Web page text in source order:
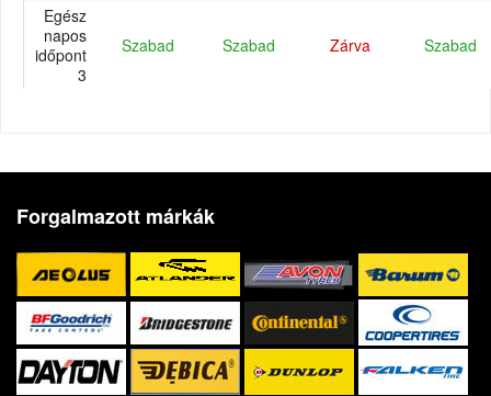
Egész
napos
időpont
3
Szabad Szabad Zárva Szabad
Forgalmazott márkák